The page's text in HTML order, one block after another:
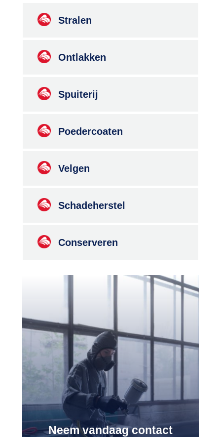
Stralen
Ontlakken
Spuiterij
Poedercoaten
Velgen
Schadeherstel
Conserveren
Neem vandaag contact